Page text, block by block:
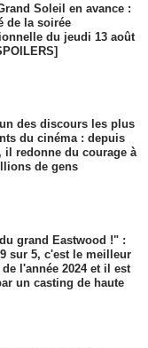
Soleil en avance :
de la soirée
du jeudi 13 août
des discours les plus
du cinéma : depuis
il redonne du courage à
de gens
grand Eastwood !" :
sur 5, c'est le meilleur
l'année 2024 et il est
un casting de haute